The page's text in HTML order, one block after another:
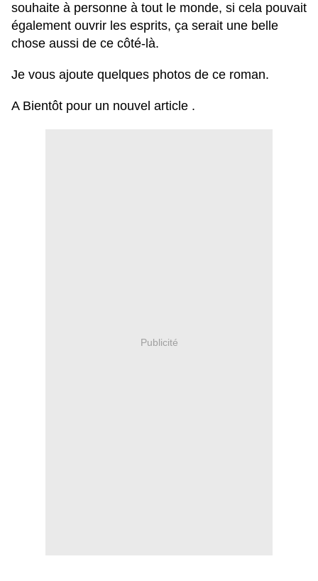
souhaite à personne à tout le monde, si cela pouvait
également ouvrir les esprits, ça serait une belle
chose aussi de ce côté-là.
Je vous ajoute quelques photos de ce roman.
A Bientôt pour un nouvel article .
Publicité